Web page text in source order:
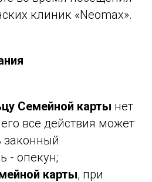
клиник «Neomax».
Семейной карты нет
все действия может
законный
- опекун;
карты, при